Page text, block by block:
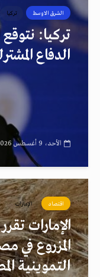
الشرق الاوسط تركيا
تركيا:
الدفاع
الأحد، 9 أغسطس 2026، 6:44 ص
اقتصاد الإمارات
الإمارات
المزروع في
التموينية